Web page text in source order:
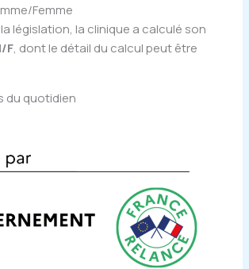
Femme
législation, la clinique a calculé son
F, dont le détail du calcul peut être
du quotidien